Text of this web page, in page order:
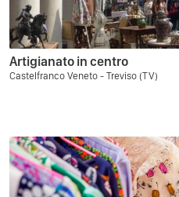
Artigianato in centro
Castelfranco Veneto - Treviso (TV)